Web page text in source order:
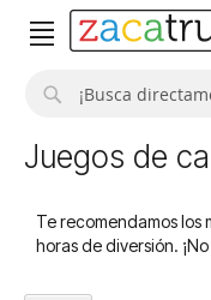
Juegos de
Te recomendamos los
horas de diversión.